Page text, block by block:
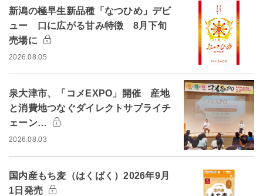
新潟の極早生新品種「なつひめ」デビ
ュー 口に広がる甘み特徴 8月下旬
売場に
2026.08.05
泉大津市、「コメEXPO」開催 産地
と消費地つなぐダイレクトサプライチ
ェーン…
2026.08.03
国内産もち麦（はくばく）2026年9月
1日発売